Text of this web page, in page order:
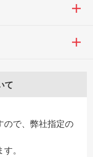
て
ので、弊社指定の
。